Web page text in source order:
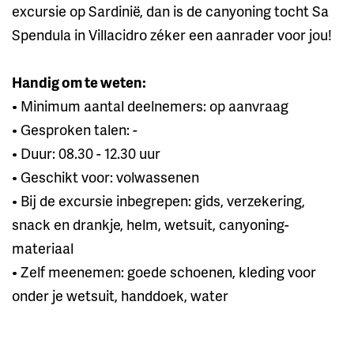
excursie op Sardinië, dan is de canyoning tocht Sa
Spendula in Villacidro zéker een aanrader voor jou!
Handig om te weten:
• Minimum aantal deelnemers: op aanvraag
• Gesproken talen: -
• Duur: 08.30 - 12.30 uur
• Geschikt voor: volwassenen
• Bij de excursie inbegrepen: gids, verzekering,
snack en drankje, helm, wetsuit, canyoning-
materiaal
• Zelf meenemen: goede schoenen, kleding voor
onder je wetsuit, handdoek, water